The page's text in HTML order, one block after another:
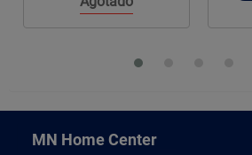
MN Home Center